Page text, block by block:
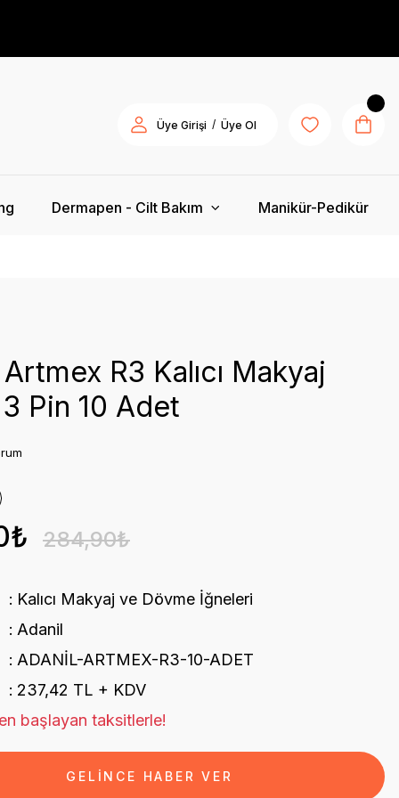
Üye Girişi / Üye Ol
Dermapen - Cilt Bakım Manikür-Pedikür
R3 Kalıcı Makyaj
Pin 10 Adet
284,90₺
Kalıcı Makyaj ve Dövme İğneleri
Adanil
ADANİL-ARTMEX-R3-10-ADET
237,42 TL + KDV
başlayan taksitlerle!
GELİNCE HABER VER